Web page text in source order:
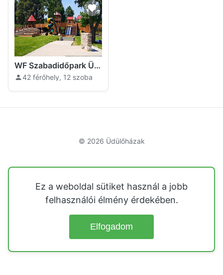
43
WF Szabadidőpark Üdülőházak Komárom
42 férőhely, 12 szoba
© 2026 Üdülőházak
Ez a weboldal sütiket használ a jobb
felhasználói élmény érdekében.
Elfogadom